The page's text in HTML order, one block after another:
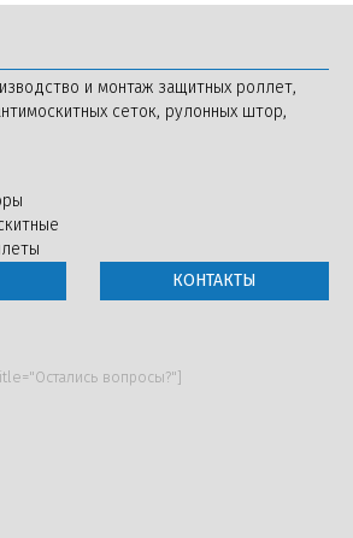
и монтаж защитных роллет,
сеток, рулонных штор,
КОНТАКТЫ
вопросы?"]